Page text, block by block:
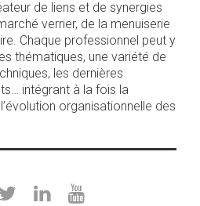
de liens et de synergies
verrier, de la menuiserie
Chaque professionnel peut y
thématiques, une variété de
les dernières
intégrant à la fois la
organisationnelle des